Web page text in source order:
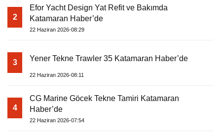
2
Efor Yacht Design Yat Refit ve Bakımda
Katamaran Haber’de
22 Haziran 2026-08:29
3 Yener Tekne Trawler 35 Katamaran Haber’de
22 Haziran 2026-08:11
4
CG Marine Göcek Tekne Tamiri Katamaran
Haber’de
22 Haziran 2026-07:54